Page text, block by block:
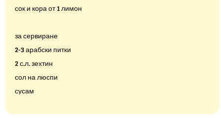
сок и кора от 1 лимон
за сервиране
2-3 арабски питки
2 с.л. зехтин
сол на люспи
сусам